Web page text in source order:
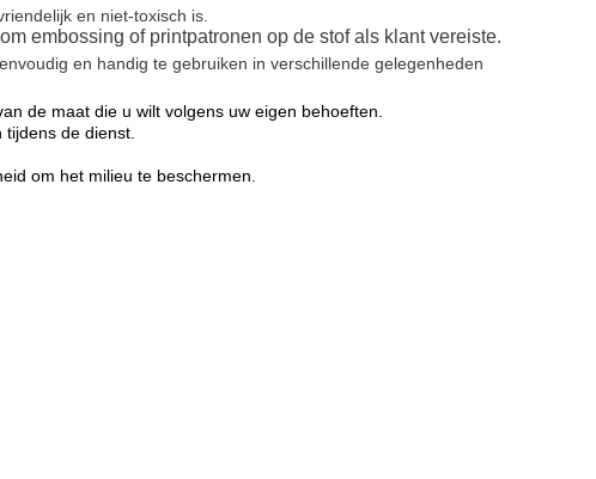
en niet-toxisch is.
embossing of printpatronen op de stof als klant vereiste.
en handig te gebruiken in verschillende gelegenheden
de maat die u wilt volgens uw eigen behoeften.
de dienst.
om het milieu te beschermen.